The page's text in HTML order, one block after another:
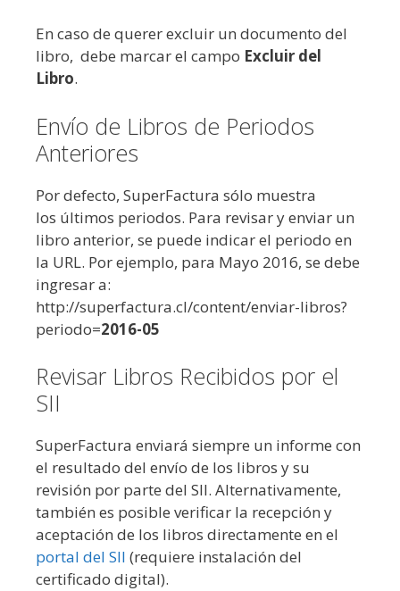
En caso de querer excluir un documento del
libro, debe marcar el campo Excluir del
Libro.
Envío de Libros de Periodos
Anteriores
Por defecto, SuperFactura sólo muestra
los últimos periodos. Para revisar y enviar un
libro anterior, se puede indicar el periodo en
la URL. Por ejemplo, para Mayo 2016, se debe
ingresar a:
http://superfactura.cl/content/enviar-libros?
periodo=2016-05
Revisar Libros Recibidos por el
SII
SuperFactura enviará siempre un informe con
el resultado del envío de los libros y su
revisión por parte del SII. Alternativamente,
también es posible verificar la recepción y
aceptación de los libros directamente en el
portal del SII (requiere instalación del
certificado digital).